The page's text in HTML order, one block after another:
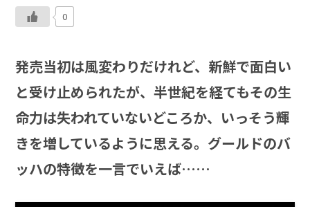
0
発売当初は風変わりだけれど、新鮮で面白い
と受け止められたが、半世紀を経てもその生
命力は失われていないどころか、いっそう輝
きを増しているように思える。グールドのバ
ッハの特徴を一言でいえば……